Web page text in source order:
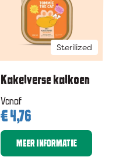
Sterilized
Kakelverse kalkoen
Vanaf
€4,76
MEER INFORMATIE